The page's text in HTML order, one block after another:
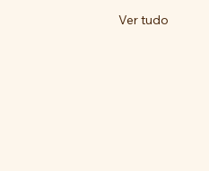
Ver tudo